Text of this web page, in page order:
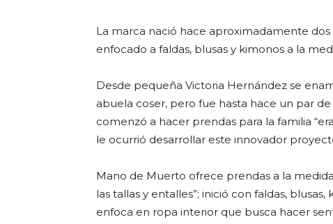
La marca nació hace aproximadamente
enfocado a faldas, blusas y kimonos a la
Desde pequeña Victoria Hernández se
abuela coser, pero fue hasta hace un par
comenzó a hacer prendas para la familia
le ocurrió desarrollar este innovador
Mano de Muerto ofrece prendas a la
las tallas y entalles”; inició con faldas,
enfoca en ropa interior que busca hacer